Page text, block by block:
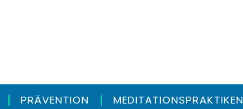
PRÄVENTION MEDITATIONSPRAKTIKEN